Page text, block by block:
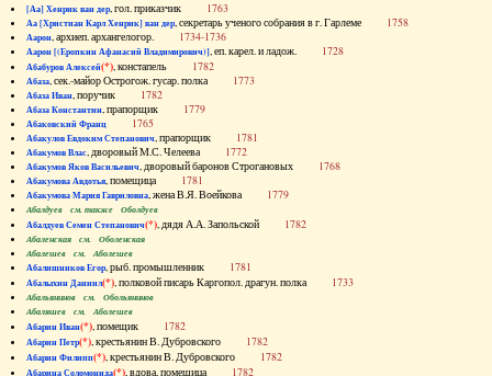
[Аа] Хенрик ван дер, гол. приказчик 1763
Аа [Христиан Карл Хенрик] ван дер, секретарь ученого собрания в г. Гарлеме 1758
Аарон, архиеп. архангелогор. 1734-1736
Аарон [(Еропкин Афанасий Владимирович)], еп. карел. и ладож. 1728
Абабуров Алексей(*), констапель 1782
Абаза, сек.-майор Острогож. гусар. полка 1773
Абаза Иван, поручик 1782
Абаза Константин, прапорщик 1779
Абаковский Франц 1765
Абакулов Евдоким Степанович, прапорщик 1781
Абакумов Влас, дворовый М.С. Челеева 1772
Абакумов Яков Васильевич, дворовый баронов Строгановых 1768
Абакумова Авдотья, помещица 1781
Абакумова Мария Гавриловна, жена В.Я. Воейкова 1779
Абалдуев см. также Оболдуев
Абалдуев Семен Степанович(*), дядя А.А. Запольской 1782
Абаленская см. Оболенская
Абалешев см. Аболешев
Абалишников Егор, рыб. промышленник 1781
Абалыхин Даниил(*), полковой писарь Каргопол. драгун. полка 1733
Абальянинов см. Обольянинов
Абаляшев см. Аболешев
Абарин Иван(*), помещик 1782
Абарин Петр(*), крестьянин В. Дубровского 1782
Абарин Филипп(*), крестьянин В. Дубровского 1782
Абарина Соломонида(*), вдова, помещица 1782